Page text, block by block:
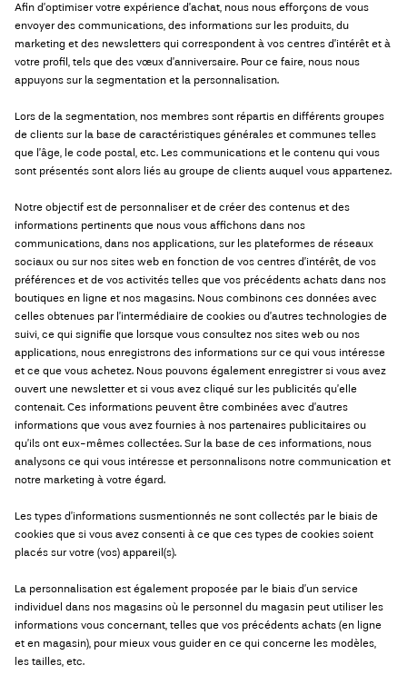
Afin d’optimiser votre expérience d’achat, nous nous efforçons de vous
envoyer des communications, des informations sur les produits, du
marketing et des newsletters qui correspondent à vos centres d’intérêt et à
votre profil, tels que des vœux d’anniversaire. Pour ce faire, nous nous
appuyons sur la segmentation et la personnalisation.
Lors de la segmentation, nos membres sont répartis en différents groupes
de clients sur la base de caractéristiques générales et communes telles
que l’âge, le code postal, etc. Les communications et le contenu qui vous
sont présentés sont alors liés au groupe de clients auquel vous appartenez.
Notre objectif est de personnaliser et de créer des contenus et des
informations pertinents que nous vous affichons dans nos
communications, dans nos applications, sur les plateformes de réseaux
sociaux ou sur nos sites web en fonction de vos centres d’intérêt, de vos
préférences et de vos activités telles que vos précédents achats dans nos
boutiques en ligne et nos magasins. Nous combinons ces données avec
celles obtenues par l’intermédiaire de cookies ou d’autres technologies de
suivi, ce qui signifie que lorsque vous consultez nos sites web ou nos
applications, nous enregistrons des informations sur ce qui vous intéresse
et ce que vous achetez. Nous pouvons également enregistrer si vous avez
ouvert une newsletter et si vous avez cliqué sur les publicités qu’elle
contenait. Ces informations peuvent être combinées avec d’autres
informations que vous avez fournies à nos partenaires publicitaires ou
qu’ils ont eux-mêmes collectées. Sur la base de ces informations, nous
analysons ce qui vous intéresse et personnalisons notre communication et
notre marketing à votre égard.
Les types d’informations susmentionnés ne sont collectés par le biais de
cookies que si vous avez consenti à ce que ces types de cookies soient
placés sur votre (vos) appareil(s).
La personnalisation est également proposée par le biais d’un service
individuel dans nos magasins où le personnel du magasin peut utiliser les
informations vous concernant, telles que vos précédents achats (en ligne
et en magasin), pour mieux vous guider en ce qui concerne les modèles,
les tailles, etc.